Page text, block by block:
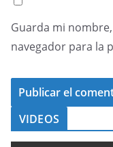
Guarda mi
navegador para la
VIDEOS